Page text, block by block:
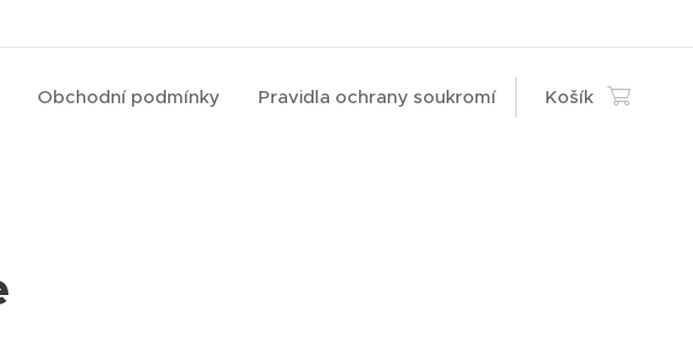
Obchodní podmínky Pravidla ochrany soukromí Košík